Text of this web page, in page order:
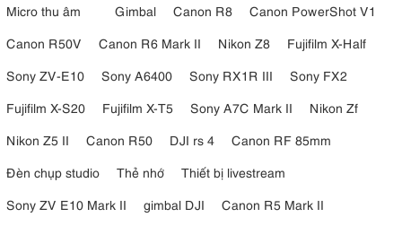
Micro thu âm Gimbal Canon R8
Canon PowerShot V1
Canon R50V
Canon R6 Mark II Nikon Z8
Fujifilm X-Half
Sony ZV-E10
Sony A6400 Sony RX1R III
Sony FX2
Fujifilm X-S20
Fujifilm X-T5 Sony A7C Mark II
Nikon Zf
Nikon Z5 II
Canon R50 DJI rs 4
Canon RF 85mm
Đèn chụp studio
Thẻ nhớ
Thiết bị livestream
Sony ZV E10 Mark II
gimbal DJI
Canon R5 Mark II